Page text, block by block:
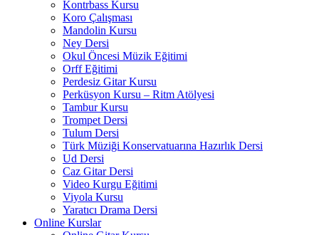
Kontrbass Kursu
Koro Çalışması
Mandolin Kursu
Ney Dersi
Okul Öncesi Müzik Eğitimi
Orff Eğitimi
Perdesiz Gitar Kursu
Perküsyon Kursu – Ritm Atölyesi
Tambur Kursu
Trompet Dersi
Tulum Dersi
Türk Müziği Konservatuarına Hazırlık Dersi
Ud Dersi
Caz Gitar Dersi
Video Kurgu Eğitimi
Viyola Kursu
Yaratıcı Drama Dersi
Online Kurslar